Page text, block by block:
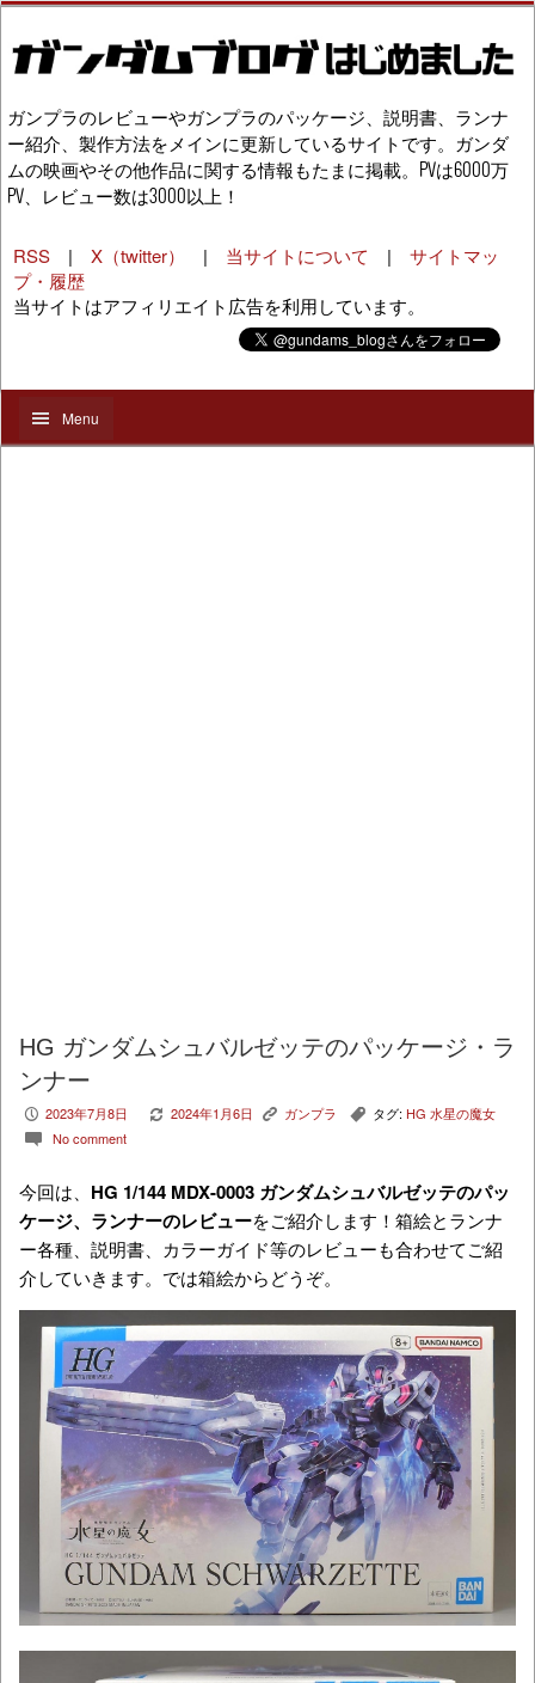
ガンプラのレビューやガンプラのパッケージ、説明書、ランナ
ー紹介、製作方法をメインに更新しているサイトです。ガンダ
ムの映画やその他作品に関する情報もたまに掲載。PVは6000万
PV、レビュー数は3000以上！
RSS | X（twitter） | 当サイトについて | サイトマッ
プ・履歴
当サイトはアフィリエイト広告を利用しています。
Menu
HG ガンダムシュバルゼッテのパッケージ・ラ
ンナー
P 2023年7月8日 V 2024年1月6日 K ガンプラ , タグ: HG 水星の魔女
c No comment
今回は、 HG 1/144 MDX-0003 ガンダムシュバルゼッテのパッ
ケージ、ランナーのレビューをご紹介します！箱絵とランナ
ー各種、説明書、カラーガイド等のレビューも合わせてご紹
介していきます。では箱絵からどうぞ。